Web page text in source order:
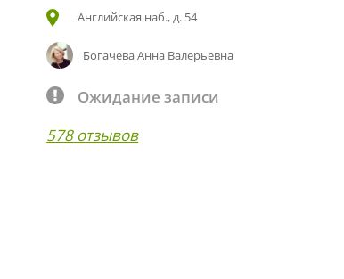
Английская наб., д. 54
Богачева Анна Валерьевна
Ожидание записи
578 отзывов